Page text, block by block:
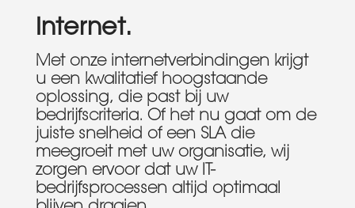
Internet.
Met onze internetverbindingen krijgt
u een kwalitatief hoogstaande
oplossing, die past bij uw
bedrijfscriteria. Of het nu gaat om de
juiste snelheid of een SLA die
meegroeit met uw organisatie, wij
zorgen ervoor dat uw IT-
bedrijfsprocessen altijd optimaal